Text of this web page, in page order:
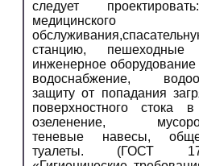
следует
медицинского
станцию, пешеходные
инженерное оборудование
водоснабжение,
защиту от попадания
поверхностного стока
озеленение,
теневые навесы,
туалеты. (ГОСТ